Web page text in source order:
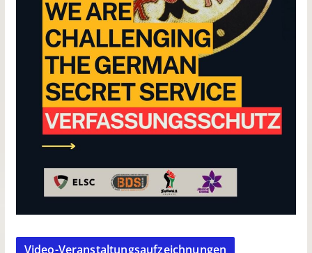
Video-Veranstaltungsaufzeichnungen